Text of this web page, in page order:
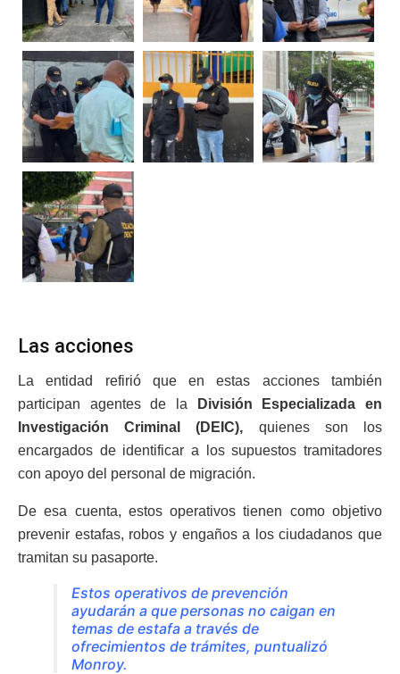
Las acciones
La entidad refirió que en estas acciones también
participan agentes de la
División Especializada en
Investigación Criminal (DEIC), quienes son los
encargados de identificar a los supuestos tramitadores
con apoyo del personal de migración.
De esa cuenta, estos operativos tienen como objetivo
prevenir estafas, robos y engaños a los ciudadanos que
tramitan su pasaporte.
Estos operativos de prevención
ayudarán a que personas no caigan en
temas de estafa a través de
ofrecimientos de trámites, puntualizó
Monroy.